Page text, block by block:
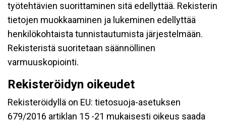
työtehtävien suorittaminen sitä edellyttää. Rekisterin
tietojen muokkaaminen ja lukeminen edellyttää
henkilökohtaista tunnistautumista järjestelmään.
Rekisteristä suoritetaan säännöllinen
varmuuskopiointi.
Rekisteröidyn oikeudet
Rekisteröidyllä on EU: tietosuoja-asetuksen
679/2016 artiklan 15 -21 mukaisesti oikeus saada